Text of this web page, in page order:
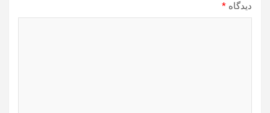
دیدگاه *